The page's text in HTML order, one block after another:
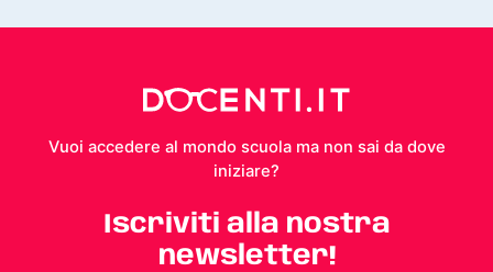
Vuoi accedere al mondo scuola ma non sai da dove
iniziare?
Iscriviti alla nostra
newsletter!